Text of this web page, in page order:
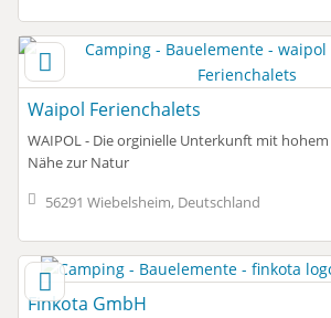
Waipol Ferienchalets
WAIPOL - Die orginielle Unterkunft mit
Nähe zur Natur
56291 Wiebelsheim, Deutschland
Finkota GmbH